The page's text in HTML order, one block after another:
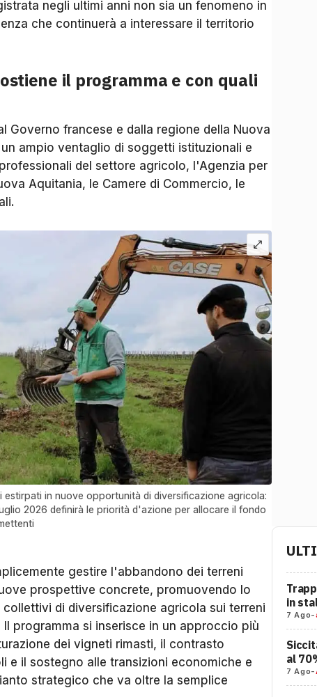
negli ultimi anni non sia un fenomeno in
che continuerà a interessare il territorio
il programma e con quali
Governo francese e dalla regione della Nuova
ampio ventaglio di soggetti istituzionali e
del settore agricolo, l'Agenzia per
Aquitania, le Camere di Commercio, le
in nuove opportunità di diversificazione agricola:
2026 definirà le priorità d'azione per allocare il fondo
gestire l'abbandono dei terreni
prospettive concrete, promuovendo lo
di diversificazione agricola sui terreni
programma si inserisce in un approccio più
dei vigneti rimasti, il contrasto
e il sostegno alle transizioni economiche e
strategico che va oltre la semplice
in
7 Ago-
al
7 Ago-